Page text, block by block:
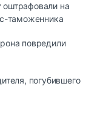
на
таможенника
повредили
погубившего